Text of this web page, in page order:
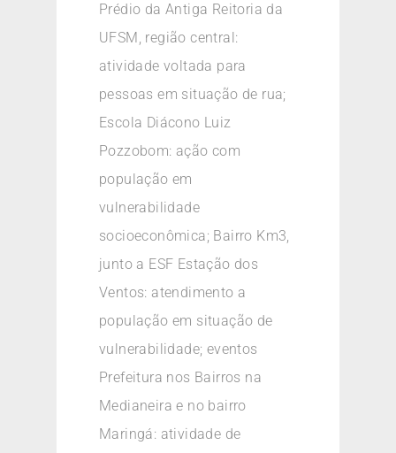
Prédio da Antiga Reitoria da
UFSM, região central:
atividade voltada para
pessoas em situação de rua;
Escola Diácono Luiz
Pozzobom: ação com
população em
vulnerabilidade
socioeconômica; Bairro Km3,
junto a ESF Estação dos
Ventos: atendimento a
população em situação de
vulnerabilidade; eventos
Prefeitura nos Bairros na
Medianeira e no bairro
Maringá: atividade de